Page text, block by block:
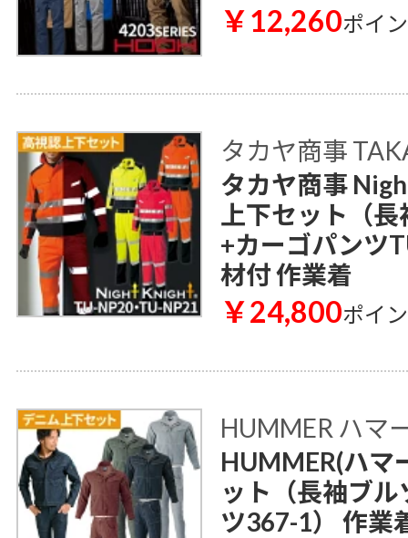
￥12,260ポイ
タカヤ商事
タカヤ商事
上下セット（
+カーゴパンツ
材付 作業着
￥24,800ポイ
HUMMER ハマ
HUMMER(ハマ
ット（長袖ブ
ツ367-1） 作業